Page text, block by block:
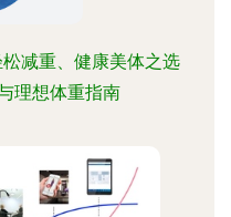
减重、健康美体之选
理想体重指南